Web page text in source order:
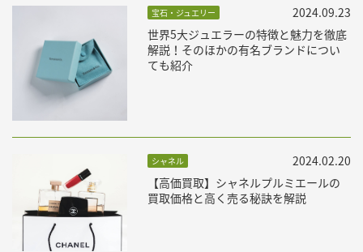
宝石・ジュエリー
世界5大ジュエラーの特徴と魅力を徹底
解説！そのほかの有名ブランドについ
ても紹介
2024.09.23
シャネル
【高価買取】シャネルプルミエールの
買取価格と高く売る秘訣を解説
2024.02.20